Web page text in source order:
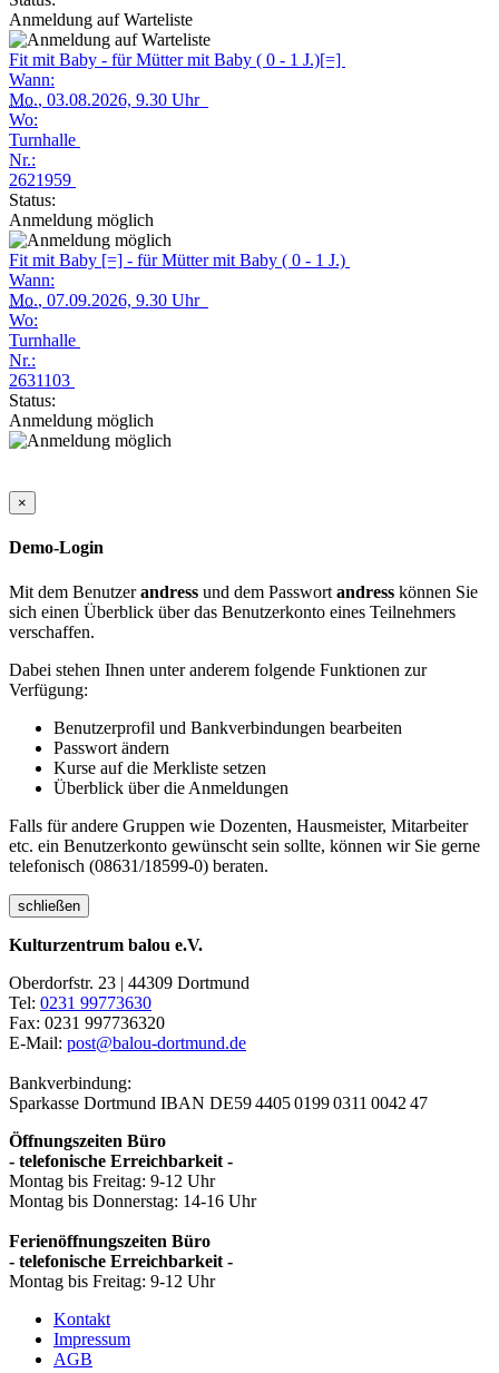
Anmeldung auf Warteliste
Fit mit Baby - für Mütter mit Baby ( 0 - 1 J.)[=]
Wann:
Mo., 03.08.2026, 9.30 Uhr
Wo:
Turnhalle
Nr.:
2621959
Status:
Anmeldung möglich
Fit mit Baby [=] - für Mütter mit Baby ( 0 - 1 J.)
Wann:
Mo., 07.09.2026, 9.30 Uhr
Wo:
Turnhalle
Nr.:
2631103
Status:
Anmeldung möglich
×
Demo-Login
Mit dem Benutzerandress und dem Passwort andress können Sie
sich einen Überblick über das Benutzerkonto eines Teilnehmers
verschaffen.
Dabei stehen Ihnen unter anderem folgende Funktionen zur
Verfügung:
Benutzerprofil und Bankverbindungen bearbeiten
Passwort ändern
Kurse auf die Merkliste setzen
Überblick über die Anmeldungen
Falls für andere Gruppen wie Dozenten, Hausmeister, Mitarbeiter
etc. ein Benutzerkonto gewünscht sein sollte, können wir Sie gerne
telefonisch (08631/18599-0) beraten.
schließen
Kulturzentrum balou e.V.
Oberdorfstr. 23 | 44309 Dortmund
Tel: 0231 99773630
Fax: 0231 997736320
E-Mail: post@balou-dortmund.de
Bankverbindung:
Sparkasse Dortmund IBAN DE59 4405 0199 0311 0042 47
Öffnungszeiten Büro
- telefonische Erreichbarkeit -
Montag bis Freitag: 9-12 Uhr
Montag bis Donnerstag: 14-16 Uhr
Ferienöffnungszeiten Büro
- telefonische Erreichbarkeit -
Montag bis Freitag: 9-12 Uhr
Kontakt
Impressum
AGB